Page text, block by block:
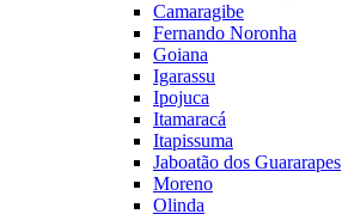
Camaragibe
Fernando Noronha
Goiana
Igarassu
Ipojuca
Itamaracá
Itapissuma
Jaboatão dos Guararapes
Moreno
Olinda